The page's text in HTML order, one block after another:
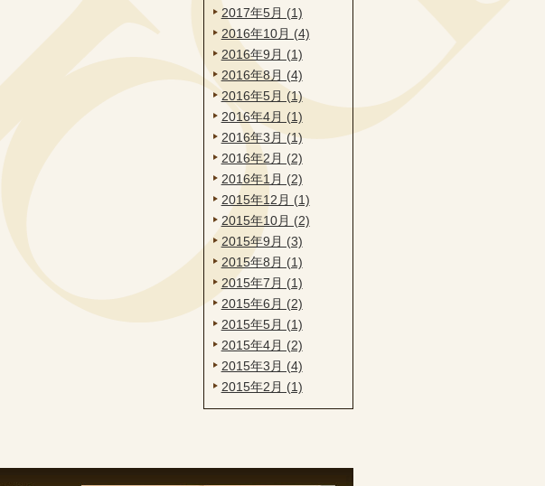
2017年5月 (1)
2016年10月 (4)
2016年9月 (1)
2016年8月 (4)
2016年5月 (1)
2016年4月 (1)
2016年3月 (1)
2016年2月 (2)
2016年1月 (2)
2015年12月 (1)
2015年10月 (2)
2015年9月 (3)
2015年8月 (1)
2015年7月 (1)
2015年6月 (2)
2015年5月 (1)
2015年4月 (2)
2015年3月 (4)
2015年2月 (1)